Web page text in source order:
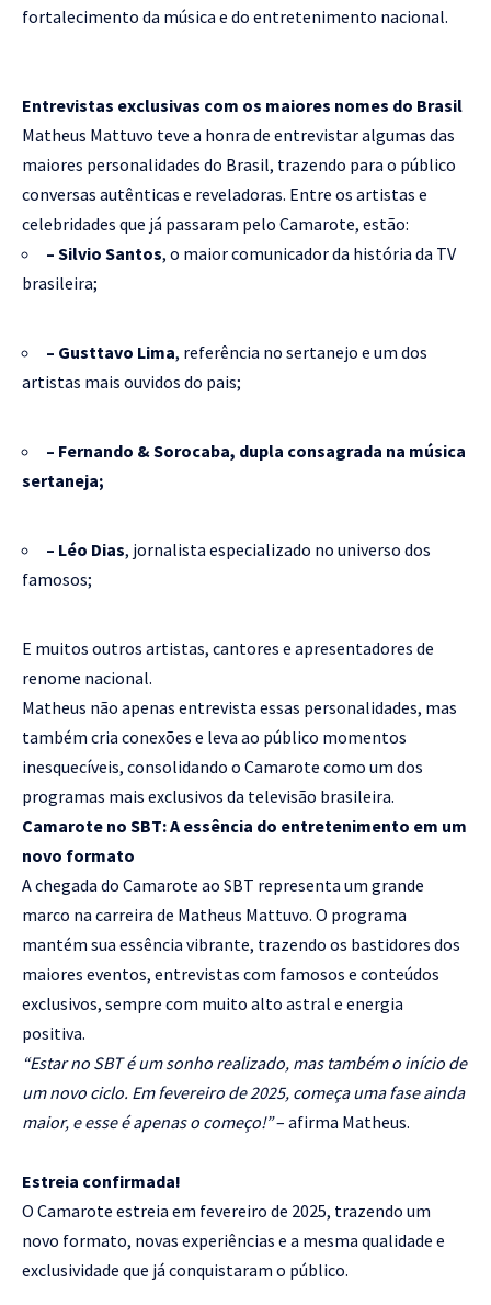
fortalecimento da música e do entretenimento nacional.
Entrevistas exclusivas com os maiores nomes do Brasil
Matheus Mattuvo teve a honra de entrevistar algumas das
maiores personalidades do Brasil, trazendo para o público
conversas autênticas e reveladoras. Entre os artistas e
celebridades que já passaram pelo Camarote, estão:
– Silvio Santos, o maior comunicador da história da TV
brasileira;
– Gusttavo Lima, referência no sertanejo e um dos
artistas mais ouvidos do pais;
– Fernando & Sorocaba, dupla consagrada na música
sertaneja;
– Léo Dias, jornalista especializado no universo dos
famosos;
E muitos outros artistas, cantores e apresentadores de
renome nacional.
Matheus não apenas entrevista essas personalidades, mas
também cria conexões e leva ao público momentos
inesquecíveis, consolidando o Camarote como um dos
programas mais exclusivos da televisão brasileira.
Camarote no SBT: A essência do entretenimento em um
novo formato
A chegada do Camarote ao SBT representa um grande
marco na carreira de Matheus Mattuvo. O programa
mantém sua essência vibrante, trazendo os bastidores dos
maiores eventos, entrevistas com famosos e conteúdos
exclusivos, sempre com muito alto astral e energia
positiva.
“Estar no SBT é um sonho realizado, mas também o início de
um novo ciclo. Em fevereiro de 2025, começa uma fase ainda
maior, e esse é apenas o começo!”– afirma Matheus.
Estreia confirmada!
O Camarote estreia em fevereiro de 2025, trazendo um
novo formato, novas experiências e a mesma qualidade e
exclusividade que já conquistaram o público.